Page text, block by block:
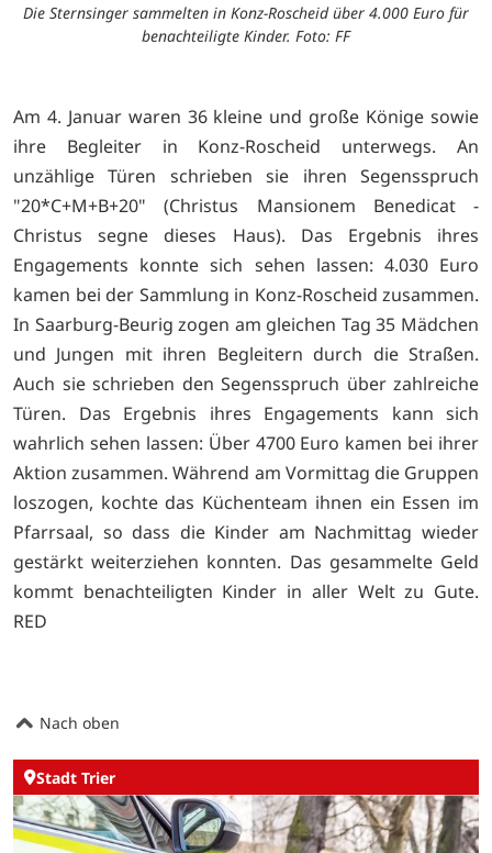
Die Sternsinger sammelten in Konz-Roscheid über 4.000 Euro für
benachteiligte Kinder. Foto: FF
Am 4. Januar waren 36 kleine und große Könige sowie
ihre Begleiter in Konz-Roscheid unterwegs. An
unzählige Türen schrieben sie ihren Segensspruch
"20*C+M+B+20" (Christus Mansionem Benedicat -
Christus segne dieses Haus). Das Ergebnis ihres
Engagements konnte sich sehen lassen: 4.030 Euro
kamen bei der Sammlung in Konz-Roscheid zusammen.
In Saarburg-Beurig zogen am gleichen Tag 35 Mädchen
und Jungen mit ihren Begleitern durch die Straßen.
Auch sie schrieben den Segensspruch über zahlreiche
Türen. Das Ergebnis ihres Engagements kann sich
wahrlich sehen lassen: Über 4700 Euro kamen bei ihrer
Aktion zusammen. Während am Vormittag die Gruppen
loszogen, kochte das Küchenteam ihnen ein Essen im
Pfarrsaal, so dass die Kinder am Nachmittag wieder
gestärkt weiterziehen konnten. Das gesammelte Geld
kommt benachteiligten Kinder in aller Welt zu Gute.
RED
Nach oben
Stadt Trier